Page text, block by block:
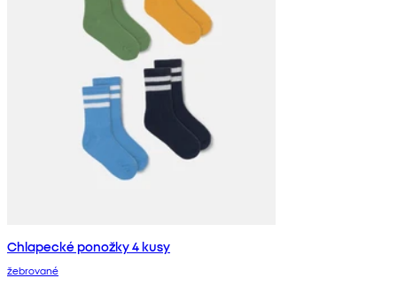
Chlapecké ponožky 4 kusy
žebrované